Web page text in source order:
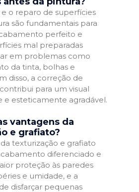
o reparo de superfícies
são fundamentais para
perfeito e
mal preparadas
em problemas como
da tinta, bolhas e
disso, a correção de
para um visual
e esteticamente agradável.
vantagens da
e grafiato?
texturização e grafiato
diferenciado e
proteção às paredes
e umidade, e a
disfarçar pequenas